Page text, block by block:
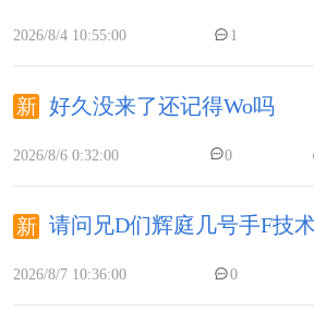
2026/8/4 10:55:00 1
好久没来了还记得Wo吗
2026/8/6 0:32:00 0
请问兄D们辉庭几号手F技
2026/8/7 10:36:00 0